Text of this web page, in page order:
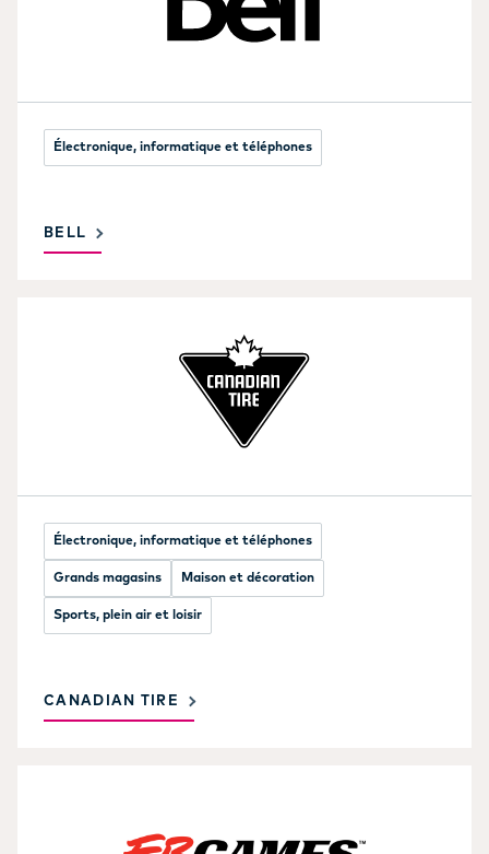
Électronique, informatique et téléphones
BELL
Électronique, informatique et téléphones
Grands magasins Maison et décoration
Sports, plein air et loisir
CANADIAN TIRE